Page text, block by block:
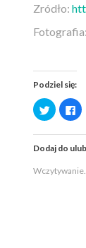
Zródło:
Fotografia:
Podziel się:
na
się
nowym
aby
na
Dodaj do
Wczytywanie...